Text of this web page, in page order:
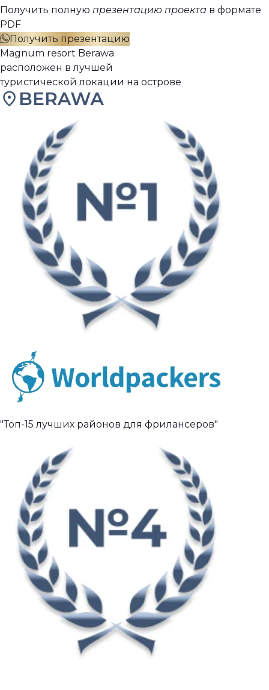
Получить полную презентацию проекта в формате
PDF
Получить презентацию
Magnum resort Berawa
расположен в лучшей
туристической локации на острове
"Топ-15 лучших районов для фрилансеров"